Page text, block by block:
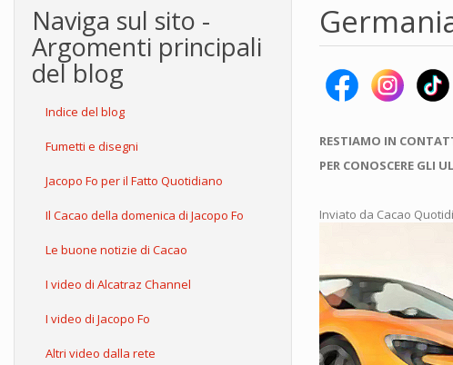
Naviga sul sito -
Argomenti principali
del blog
Indice del blog
Fumetti e disegni
Jacopo Fo per il Fatto Quotidiano
Il Cacao della domenica di Jacopo Fo
Le buone notizie di Cacao
I video di Alcatraz Channel
I video di Jacopo Fo
Altri video dalla rete
RESTIAMO IN
PER CONOSCERE GLI
Inviato da Cacao